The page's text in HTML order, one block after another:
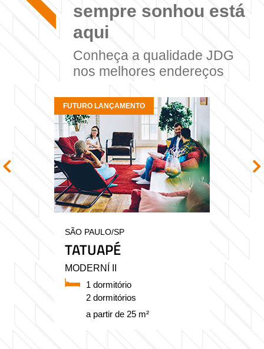
sempre sonhou está
aqui
Conheça a qualidade JDG
nos melhores endereços
SÃO PAULO/SP
TATUAPÉ
MODERNÍ II
1 dormitório
2 dormitórios
a partir de 25 m²
FUTURO LANÇAMENTO